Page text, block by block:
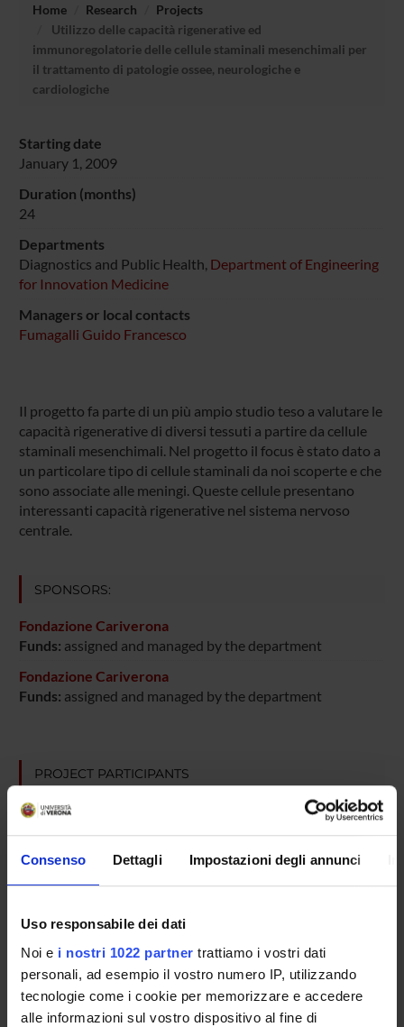
Consenso Dettagli Impostazioni degli annunci
Uso responsabile dei dati
Noi e i nostri 1022 partner trattiamo i vostri dati
personali, ad esempio il vostro numero IP, utilizzando
tecnologie come i cookie per memorizzare e accedere
alle informazioni sul vostro dispositivo al fine di
Home Research
Projects
Utilizzo delle capacità rigenerative ed
immunoregolatorie delle cellule staminali mesenchimali per
il trattamento di patologie ossee, neurologiche e
cardiologiche
Starting date
January 1, 2009
Duration (months)
24
Departments
Diagnostics and Public Health, Department of Engineering
for Innovation Medicine
Managers or local contacts
Fumagalli Guido Francesco
Il progetto fa parte di un più ampio studio teso a valutare le
capacità rigenerative di diversi tessuti a partire da cellule
staminali mesenchimali. Nel progetto il focus è stato dato a
un particolare tipo di cellule staminali da noi scoperte e che
sono associate alle meningi. Queste cellule presentano
interessanti capacità rigenerative nel sistema nervoso
centrale.
SPONSORS:
Fondazione Cariverona
Funds: assigned and managed by the department
Fondazione Cariverona
Funds: assigned and managed by the department
PROJECT PARTICIPANTS
Emanuela Bersan
Francesco Bifari
Technical-administrative staff
Ilaria Decimo
Associate Professor
Marzia Di Chio
Technical-administrative staff